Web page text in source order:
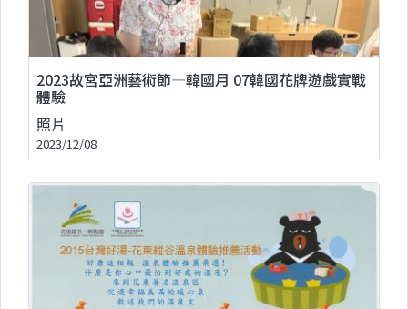
2023故宮亞洲藝術節—韓國月 07韓國花牌遊戲實戰
體驗
照片
2023/12/08